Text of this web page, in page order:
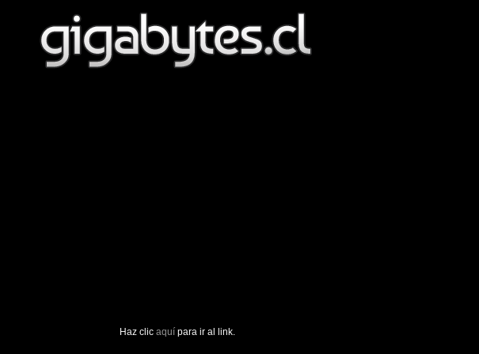
Haz clic aquí para ir al link.